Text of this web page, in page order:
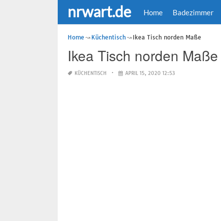
nrwart.de Home Badezimmer
Home Küchentisch Ikea Tisch norden Maße
Ikea Tisch norden Maße
KÜCHENTISCH APRIL 15, 2020 12:53